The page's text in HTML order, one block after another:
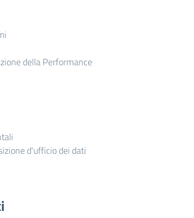
della Performance
d'ufficio dei dati